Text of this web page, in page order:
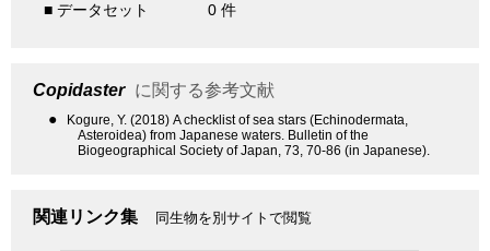
■ データセット
0 件
Copidaster に関する参考文献
●
Kogure, Y. (2018) A checklist of sea stars (Echinodermata,
Asteroidea) from Japanese waters. Bulletin of the
Biogeographical Society of Japan, 73, 70-86 (in Japanese).
関連リンク集 同生物を別サイトで閲覧